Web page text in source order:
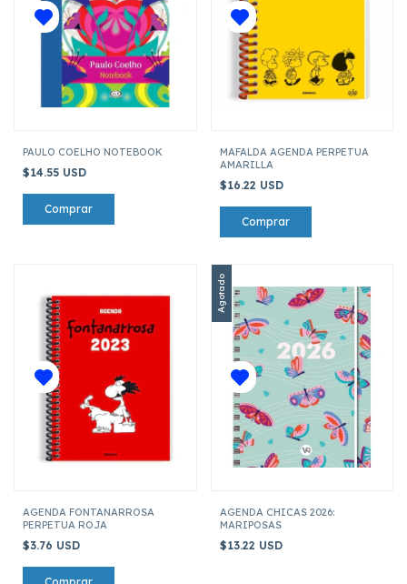
PAULO COELHO NOTEBOOK
$14.55 USD
MAFALDA AGENDA PERPETUA
AMARILLA
$16.22 USD
AGENDA FONTANARROSA
PERPETUA ROJA
$3.76 USD
Agotado
AGENDA CHICAS 2026:
MARIPOSAS
$13.22 USD